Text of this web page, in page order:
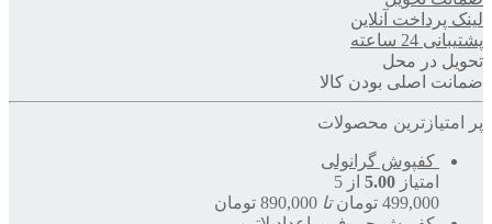
لینک پرداخت آنلاین
پشتیبانی 24 ساعته
تحویل در محل
ضمانت اصلی بودن کالا
پر امتیازترین محصولات
کفپوش گرانولی
امتیاز 5.00 از 5
499,000 تومان تا 890,000 تومان